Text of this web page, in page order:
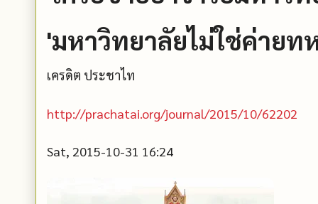
'มหาวิทยาลัยไม่ใช่ค่ายท
เครดิต ประชาไท
http://prachatai.org/journal/2015/10/62202
Sat, 2015-10-31 16:24